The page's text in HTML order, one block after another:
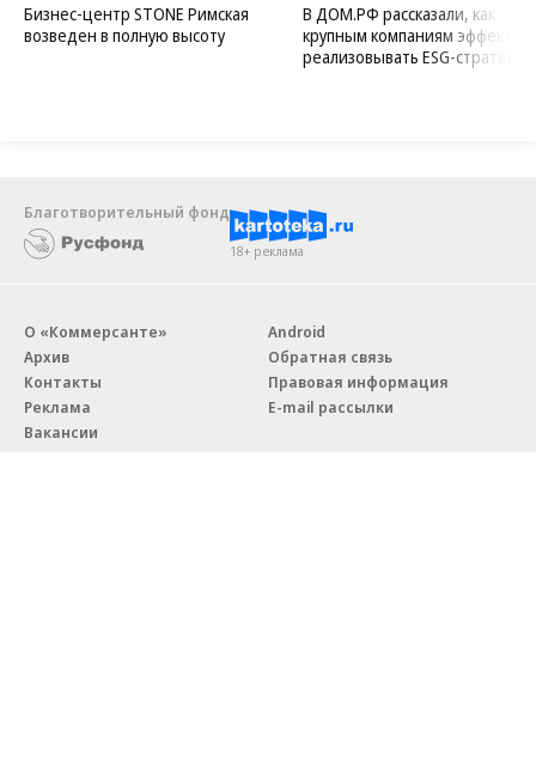
Бизнес-центр STONE Римская
возведен в полную высоту
В ДОМ.РФ рассказали, как
крупным компаниям
реализовывать ESG-стратегию
Благотворительный фонд
18+ реклама
О «Коммерсанте»
Архив
Контакты
Реклама
Вакансии
Android
Обратная связь
Правовая информация
E-mail рассылки